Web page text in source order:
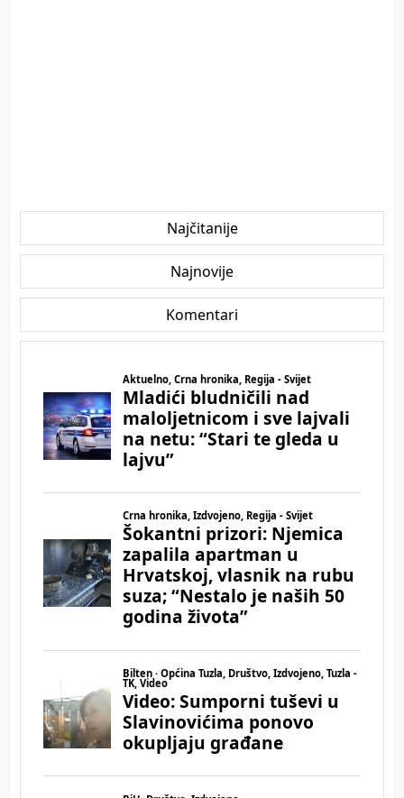
Najčitanije
Najnovije
Komentari